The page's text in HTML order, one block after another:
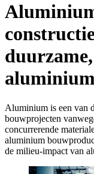
Aluminium is een van
bouwprojecten
concurrerende
aluminium
de milieu-impact van